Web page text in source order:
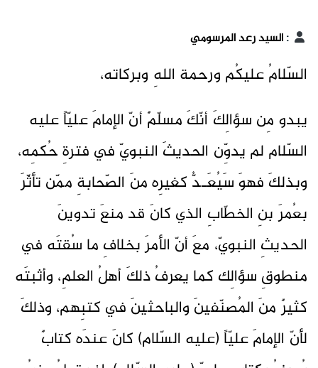
:السيد رعد المرسومي
السّلامُ عليكُم ورحمة اللهِ وبركاته،
يبدو مِن سؤالِكَ أنّكَ مسلّمٌ أنّ الإمامَ عليّاً عليه
السّلام لم يدوِّن الحديثَ النبويّ في فترةِ حُكمِه،
وبذلكَ فهوَ سَيُعَـدُّ كغيرِه منَ الصّحابةِ ممّن تأثّرَ
بعُمرَ بنِ الخطّابِ الذي كانَ قد منعَ تدوينَ
الحديثِ النبويّ، معَ أنّ الأمرَ بخلافِ ما سُقتَه في
منطوقِ سؤالِك كما يعرفُ ذلكَ أهلُ العلمِ، وأثبتَه
كثيرٌ منَ المُصنّفينَ والباحثينَ في كتبِهم، وذلكَ
لأنّ الإمامَ عليّاً (عليه السّلام) كانَ عندَه كتابٌ